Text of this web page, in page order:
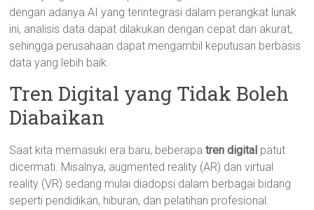
dengan adanya AI yang terintegrasi dalam perangkat lunak
ini, analisis data dapat dilakukan dengan cepat dan akurat,
sehingga perusahaan dapat mengambil keputusan berbasis
data yang lebih baik.
Tren Digital yang Tidak Boleh
Diabaikan
Saat kita memasuki era baru, beberapatren digital patut
dicermati. Misalnya, augmented reality (AR) dan virtual
reality (VR) sedang mulai diadopsi dalam berbagai bidang
seperti pendidikan, hiburan, dan pelatihan profesional.